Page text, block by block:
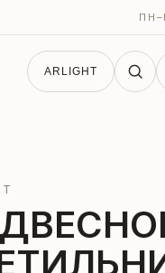
ARLIGHT